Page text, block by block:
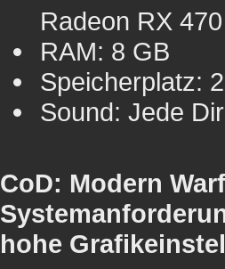
Radeon RX 470
RAM: 8 GB
Speicherplatz:
Sound: Jede
CoD: Modern
hohe